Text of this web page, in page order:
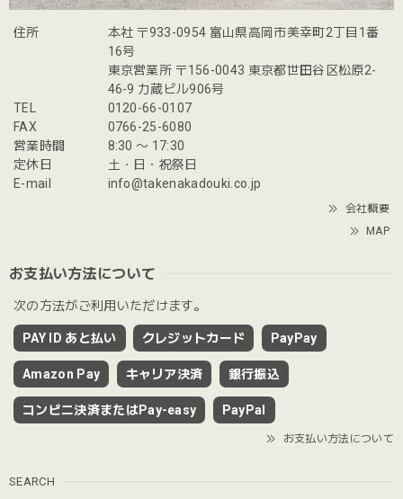
住所
本社 〒933-0954 富山県高岡市美幸町2丁目1番
16号
東京営業所 〒156-0043 東京都世田谷区松原2-
46-9 力蔵ビル906号
TEL
0120-66-0107
FAX
0766-25-6080
営業時間
8:30 〜 17:30
定休日
土・日・祝祭日
E-mail
info@takenakadouki.co.jp
会社概要
MAP
お支払い方法について
次の方法がご利用いただけます。
PAY ID あと払い クレジットカード PayPay
Amazon Pay キャリア決済 銀行振込
コンビニ決済またはPay-easy PayPal
お支払い方法について
SEARCH